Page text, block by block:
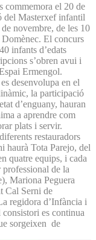
commemora el 20 de
del Masterxef infantil
novembre, de les 10
El concurs
infants d’edats
s’obren avui i
Ermengol.
desenvolupa en el
la participació
d’enguany, hauran
a aprendre com
plats i servir.
restauradors
haurà Tota Parejo, del
quatre equips, i cada
professional de la
Mariona Peguera
Cal Serni de
regidora d’Infància i
es continua
sorgeixen de